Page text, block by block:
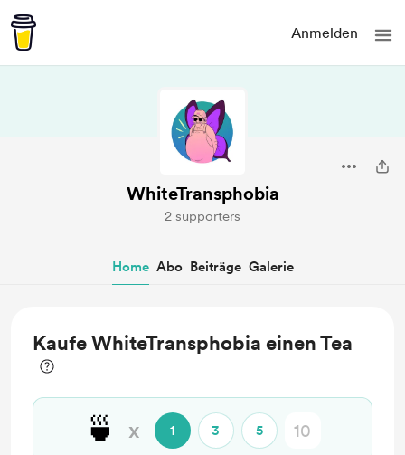
Anmelden
WhiteTransphobia
2 supporters
Home Abo Beiträge Galerie
Kaufe WhiteTransphobia einen Tea
🍵 x 1 3 5